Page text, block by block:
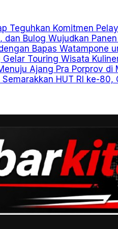
Teguhkan Komitmen
dan Bulog Wujudkan
Bapas Watampone
Touring Wisata
Ajang Pra Porprov
HUT RI ke-80,